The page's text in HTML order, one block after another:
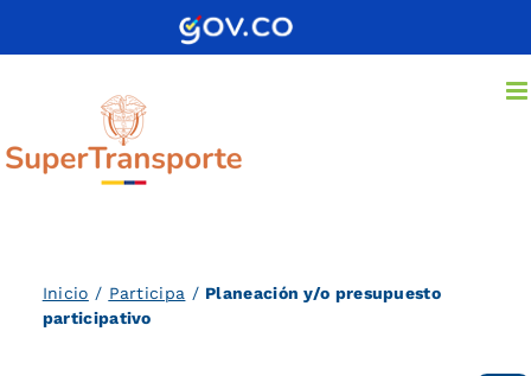
Inicio / Participa / Planeación y/o presupuesto
participativo